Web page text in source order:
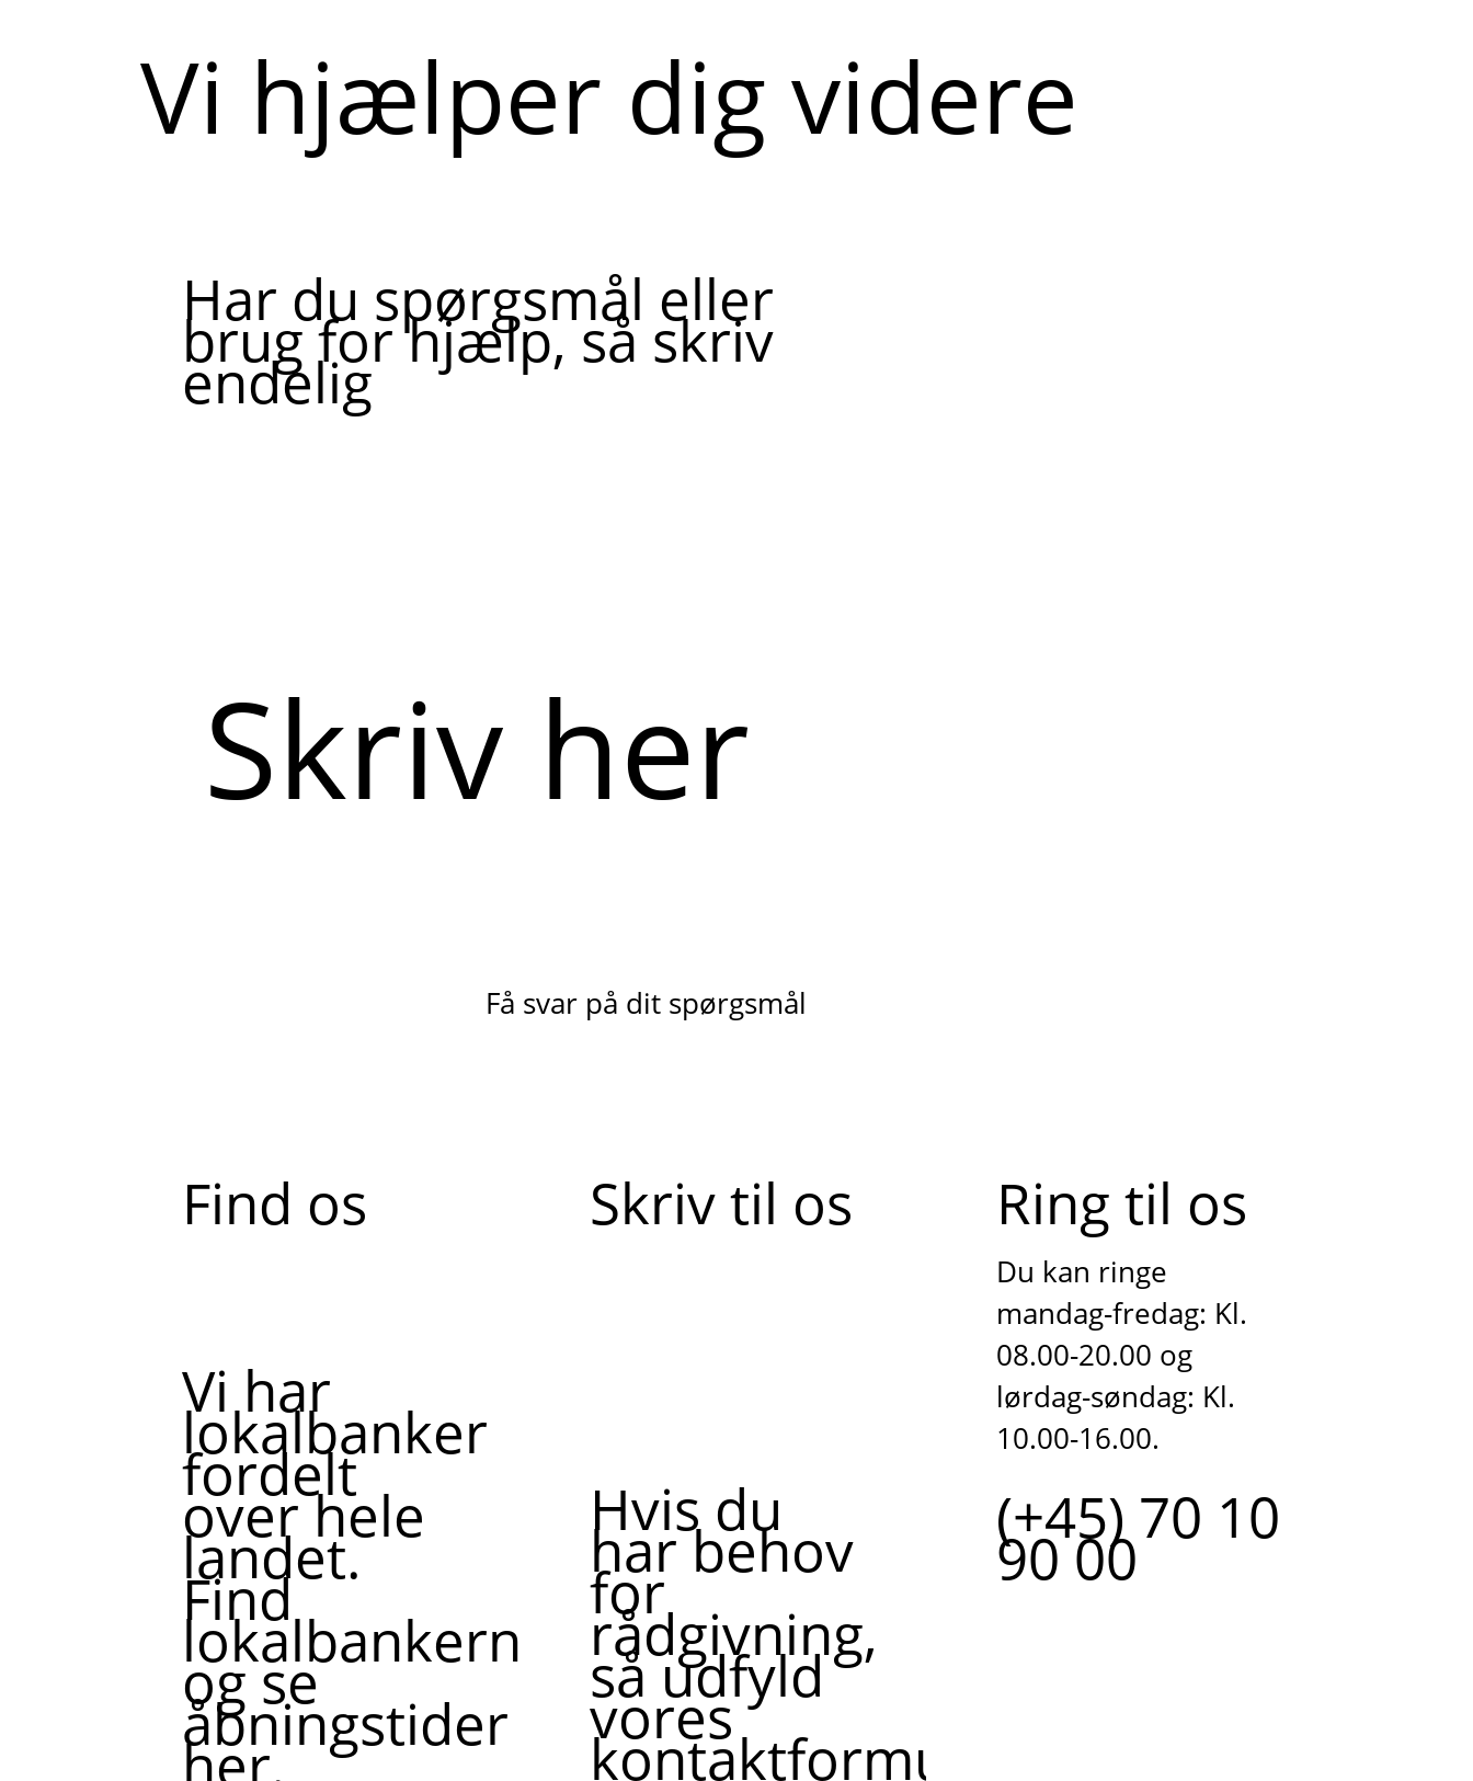
Vi hjælper dig videre
Har du spørgsmål eller
brug for hjælp, så skriv
endelig
Få svar på dit spørgsmål
Find os
Vi har
lokalbanker
fordelt
over hele
landet.
Find
lokalbankerne,
og se
åbningstider
her.
Skriv til os
Hvis du
har behov
for
rådgivning,
så udfyld
vores
kontaktformular.
Ring til os
Du kan ringe
mandag-fredag: Kl.
08.00-20.00 og
lørdag-søndag: Kl.
10.00-16.00.
(+45) 70 10
90 00